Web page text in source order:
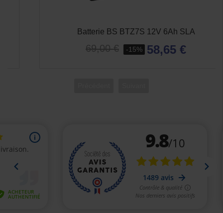
Batterie BS BTZ7S 12V 6Ah SLA
69,00 € -15% 58,65 €